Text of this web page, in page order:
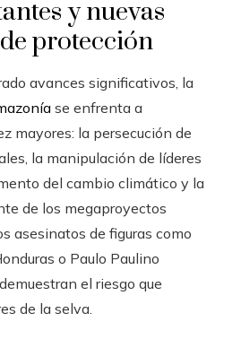
y nuevas
protección
avances significativos, la
se enfrenta a
mayores: la persecución de
la manipulación de líderes
del cambio climático y la
de los megaproyectos
asesinatos de figuras como
o Paulo Paulino
el riesgo que
de la selva.